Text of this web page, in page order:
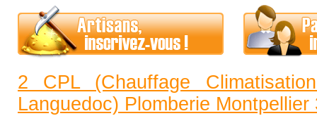
2 CPL (Chauffage
Languedoc) Plomberie Montpellier